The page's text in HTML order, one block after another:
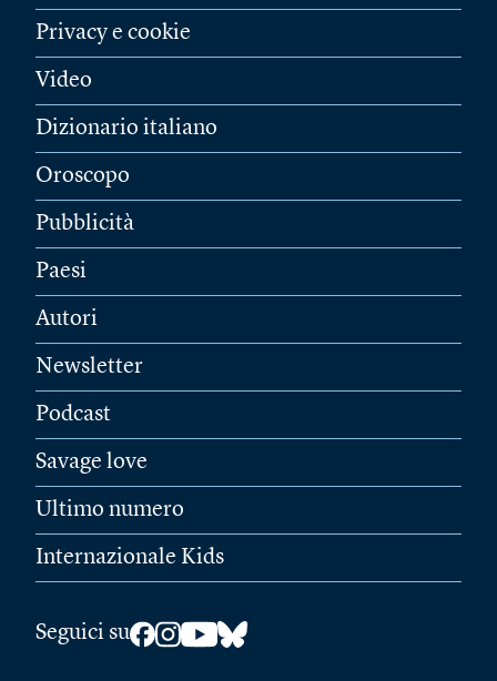
Privacy e cookie
Video
Dizionario italiano
Oroscopo
Pubblicità
Paesi
Autori
Newsletter
Podcast
Savage love
Ultimo numero
Internazionale Kids
Seguici su